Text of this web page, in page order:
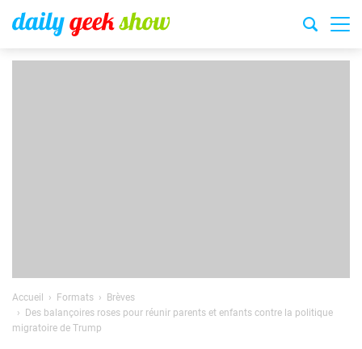
Accueil Formats
Brèves
Des balançoires roses pour réunir parents et enfants contre la politique
migratoire de Trump